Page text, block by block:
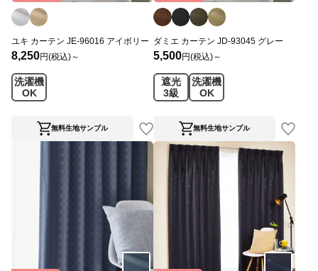
ユキ カーテン JE-96016 アイボリー
8,250円(税込)～
洗濯機
OK
無料生地サンプル
ダミエ カーテン JD-93045 グレー
5,500円(税込)～
遮光
3級
洗濯機
OK
無料生地サンプル